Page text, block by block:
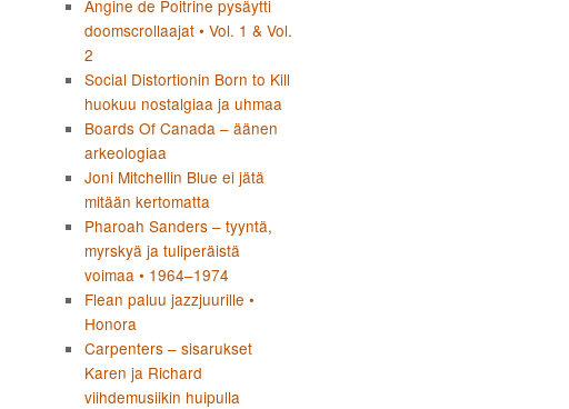
Angine de Poitrine pysäytti
doomscrollaajat • Vol. 1 & Vol.
2
Social Distortionin Born to Kill
huokuu nostalgiaa ja uhmaa
Boards Of Canada – äänen
arkeologiaa
Joni Mitchellin Blue ei jätä
mitään kertomatta
Pharoah Sanders – tyyntä,
myrskyä ja tuliperäistä
voimaa • 1964–1974
Flean paluu jazzjuurille •
Honora
Carpenters – sisarukset
Karen ja Richard
viihdemusiikin huipulla